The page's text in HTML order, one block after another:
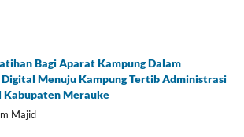
Bagi Aparat Kampung Dalam
Menuju Kampung Tertib Administrasi
Kabupaten Merauke
Majid